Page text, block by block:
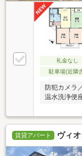
礼金なし
駐車場(近隣
防犯カメラ
温水洗浄便
賃貸アパート ヴィ